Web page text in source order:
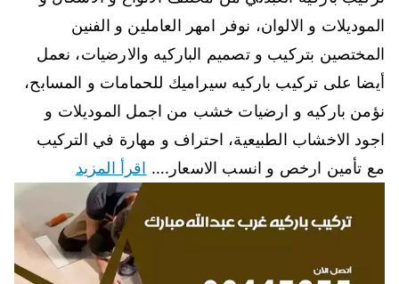
الموديلات و الالوان، نوفر امهر العاملين و الفنين
المختصين بتركيب و تصميم الباركيه والارضيات، نعمل
أيضا على تركيب باركيه سيراميك للحمامات و المسابح،
نؤمن باركيه و ارضيات خشب من اجمل الموديلات و
اجود الاخشاب الطبيعية، احتراف و مهارة في التركيب
مع تأمين ارخص و انسب الاسعار.… اقرأ المزيد